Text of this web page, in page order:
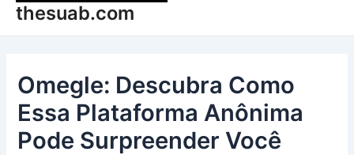
thesuab.com
Omegle: Descubra Como
Essa Plataforma Anônima
Pode Surpreender Você